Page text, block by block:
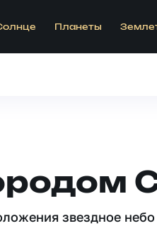
Планеты
звездное